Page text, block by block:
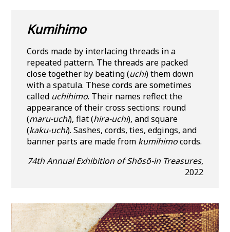
Kumihimo
Cords made by interlacing threads in a
repeated pattern. The threads are packed
close together by beating (uchi) them down
with a spatula. These cords are sometimes
called uchihimo. Their names reflect the
appearance of their cross sections: round
(maru-uchi), flat (hira-uchi), and square
(kaku-uchi). Sashes, cords, ties, edgings, and
banner parts are made from kumihimocords.
74th Annual Exhibition of Shōsō-in Treasures,
2022